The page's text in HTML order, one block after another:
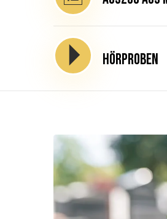
Hörproben